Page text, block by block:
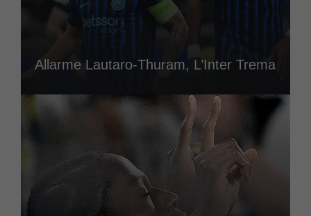
Allarme Lautaro-Thuram, L’Inter Trema